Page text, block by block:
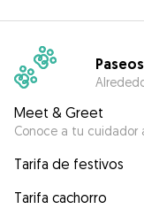
Paseos
Meet & Greet
Conoce a tu cuidador
Tarifa de festivos
Tarifa cachorro